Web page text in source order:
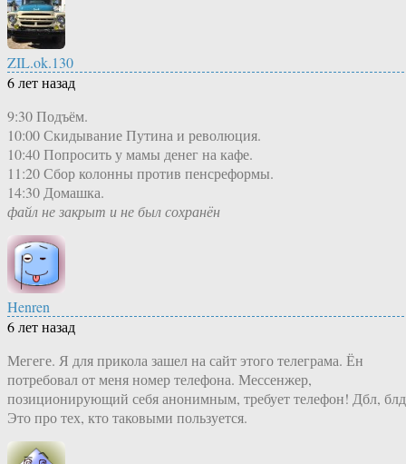
ZIL.ok.130
6 лет назад
9:30 Подъём.
10:00 Скидывание Путина и революция.
10:40 Попросить у мамы денег на кафе.
11:20 Сбор колонны против пенсреформы.
14:30 Домашка.
файл не закрыт и не был сохранён
Henren
6 лет назад
Мегеге. Я для прикола зашел на сайт этого телеграма. Ён
потребовал от меня номер телефона. Мессенжер,
позиционирующий себя анонимным, требует телефон! Дбл,
Это про тех, кто таковыми пользуется.